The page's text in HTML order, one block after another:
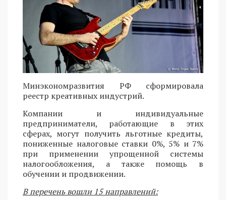
Минэкономразвития РФ сформировала
реестр креативных индустрий.
Компании и индивидуальные
предприниматели, работающие в этих
сферах, могут получить льготные кредиты,
пониженные налоговые ставки 0%, 5% и 7%
при применении упрощенной системы
налогообложения, а также помощь в
обучении и продвижении.
В перечень вошли 15 направлений: